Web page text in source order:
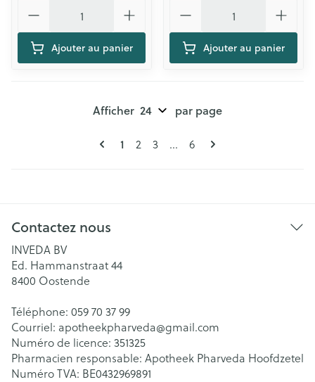
Ajouter au panier Ajouter au panier
Pages
Vous lisez actuellement la page
1 Page
2 Page
3 ... Page
6
Afficher par page
Contactez nous
INVEDA BV
Ed. Hammanstraat 44
8400 Oostende
Téléphone: 059 70 37 99
Courriel: apotheekpharveda@gmail.com
Numéro de licence: 351325
Pharmacien responsable: Apotheek Pharveda Hoofdzetel
Numéro TVA: BE0432969891